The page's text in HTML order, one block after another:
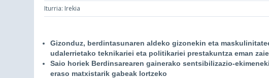
Iturria: Irekia
Gizonduz, berdintasunaren aldeko gizonekin eta
udalerrietako teknikariei eta politikariei prestakuntza eman zaie
Saio horiek Berdinsarearen gainerako sentsibilizazio-
eraso matxistarik gabeak lortzeko